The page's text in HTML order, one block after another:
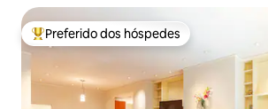
Entre os melhores preferidos dos
Preferido dos hóspedes